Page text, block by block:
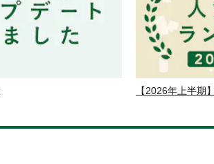
【2026年上半期